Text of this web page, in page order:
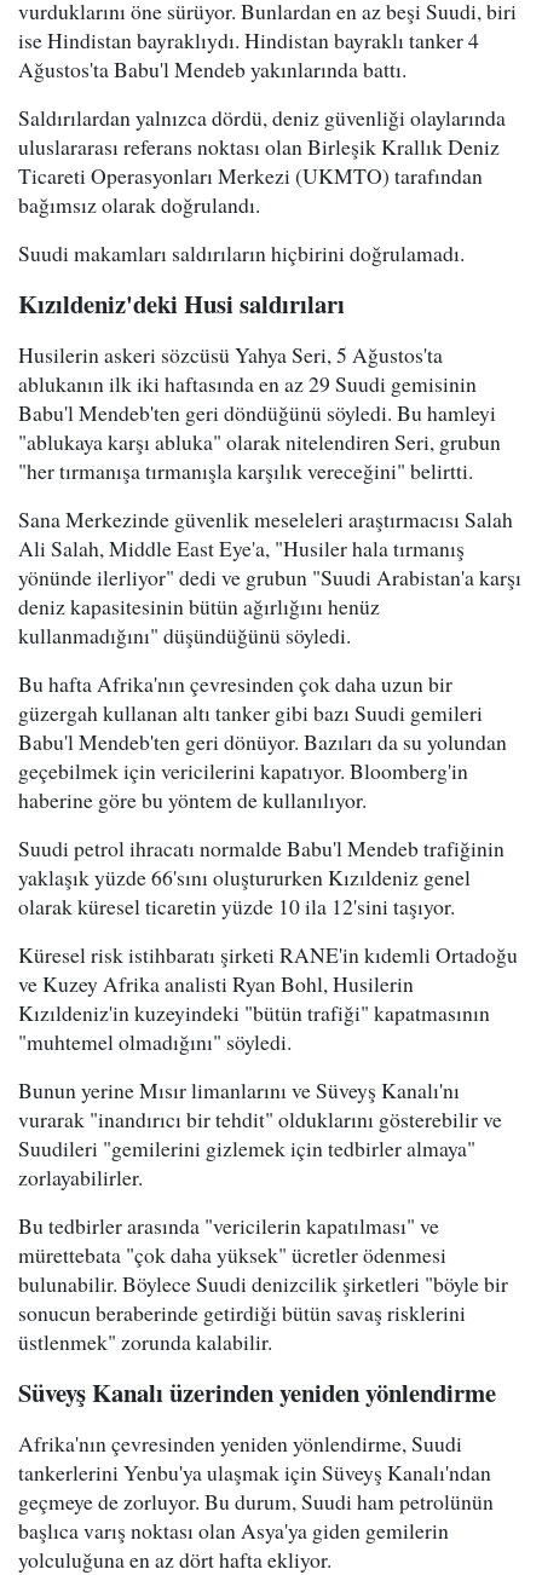
vurduklarını öne sürüyor. Bunlardan en az beşi Suudi, biri
ise Hindistan bayraklıydı. Hindistan bayraklı tanker 4
Ağustos'ta Babu'l Mendeb yakınlarında battı.
Saldırılardan yalnızca dördü, deniz güvenliği olaylarında
uluslararası referans noktası olan Birleşik Krallık Deniz
Ticareti Operasyonları Merkezi (UKMTO) tarafından
bağımsız olarak doğrulandı.
Suudi makamları saldırıların hiçbirini doğrulamadı.
Kızıldeniz'deki Husi saldırıları
Husilerin askeri sözcüsü Yahya Seri, 5 Ağustos'ta
ablukanın ilk iki haftasında en az 29 Suudi gemisinin
Babu'l Mendeb'ten geri döndüğünü söyledi. Bu hamleyi
"ablukaya karşı abluka" olarak nitelendiren Seri, grubun
"her tırmanışa tırmanışla karşılık vereceğini" belirtti.
Sana Merkezinde güvenlik meseleleri araştırmacısı Salah
Ali Salah, Middle East Eye'a, "Husiler hala tırmanış
yönünde ilerliyor" dedi ve grubun "Suudi Arabistan'a karşı
deniz kapasitesinin bütün ağırlığını henüz
kullanmadığını" düşündüğünü söyledi.
Bu hafta Afrika'nın çevresinden çok daha uzun bir
güzergah kullanan altı tanker gibi bazı Suudi gemileri
Babu'l Mendeb'ten geri dönüyor. Bazıları da su yolundan
geçebilmek için vericilerini kapatıyor. Bloomberg'in
haberine göre bu yöntem de kullanılıyor.
Suudi petrol ihracatı normalde Babu'l Mendeb trafiğinin
yaklaşık yüzde 66'sını oluştururken Kızıldeniz genel
olarak küresel ticaretin yüzde 10 ila 12'sini taşıyor.
Küresel risk istihbaratı şirketi RANE'in kıdemli Ortadoğu
ve Kuzey Afrika analisti Ryan Bohl, Husilerin
Kızıldeniz'in kuzeyindeki "bütün trafiği" kapatmasının
"muhtemel olmadığını" söyledi.
Bunun yerine Mısır limanlarını ve Süveyş Kanalı'nı
vurarak "inandırıcı bir tehdit" olduklarını gösterebilir ve
Suudileri "gemilerini gizlemek için tedbirler almaya"
zorlayabilirler.
Bu tedbirler arasında "vericilerin kapatılması" ve
mürettebata "çok daha yüksek" ücretler ödenmesi
bulunabilir. Böylece Suudi denizcilik şirketleri "böyle bir
sonucun beraberinde getirdiği bütün savaş risklerini
üstlenmek" zorunda kalabilir.
Süveyş Kanalı üzerinden yeniden yönlendirme
Afrika'nın çevresinden yeniden yönlendirme, Suudi
tankerlerini Yenbu'ya ulaşmak için Süveyş Kanalı'ndan
geçmeye de zorluyor. Bu durum, Suudi ham petrolünün
başlıca varış noktası olan Asya'ya giden gemilerin
yolculuğuna en az dört hafta ekliyor.